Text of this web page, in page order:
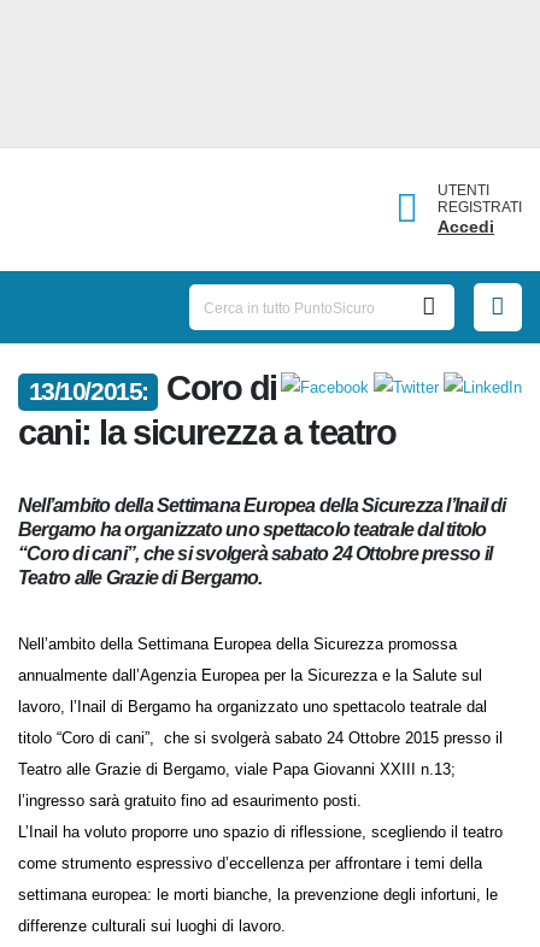
UTENTI
REGISTRATI
Accedi
13/10/2015:
Coro
di cani: la sicurezza a teatro
Nell’ambito della Settimana Europea della Sicurezza l’Inail
di Bergamo ha organizzato uno spettacolo teatrale dal
titolo “Coro di cani”, che si svolgerà sabato 24 Ottobre
presso il Teatro alle Grazie di Bergamo.
Nell’ambito della Settimana Europea della Sicurezza promossa
annualmente dall’Agenzia Europea per la Sicurezza e la Salute sul
lavoro, l’Inail di Bergamo ha organizzato uno spettacolo teatrale dal
titolo “Coro di cani”, che si svolgerà sabato 24 Ottobre 2015 presso il
Teatro alle Grazie di Bergamo, viale Papa Giovanni XXIII n.13; l’ingresso
sarà gratuito fino ad esaurimento posti.
L’Inail ha voluto proporre uno spazio di riflessione, scegliendo il teatro
come strumento espressivo d’eccellenza per affrontare i temi della
settimana europea: le morti bianche, la prevenzione degli infortuni, le
differenze culturali sui luoghi di lavoro.